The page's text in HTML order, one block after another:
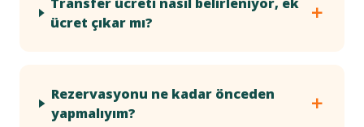
ücret çıkar mı?
Rezervasyonu ne kadar önceden
yapmalıyım?